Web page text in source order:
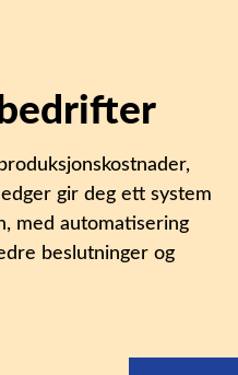
gir deg ett system
med automatisering
beslutninger og